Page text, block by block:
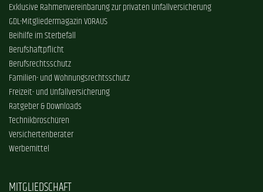
Exklusive Rahmenvereinbarung zur privaten Unfallversicherung
GDL-Mitgliedermagazin VORAUS
Beihilfe im Sterbefall
Berufshaftpflicht
Berufsrechtsschutz
Familien- und Wohnungsrechtsschutz
Freizeit- und Unfallversicherung
Ratgeber & Downloads
Technikbroschüren
Versichertenberater
Werbemittel
MITGLIEDSCHAFT